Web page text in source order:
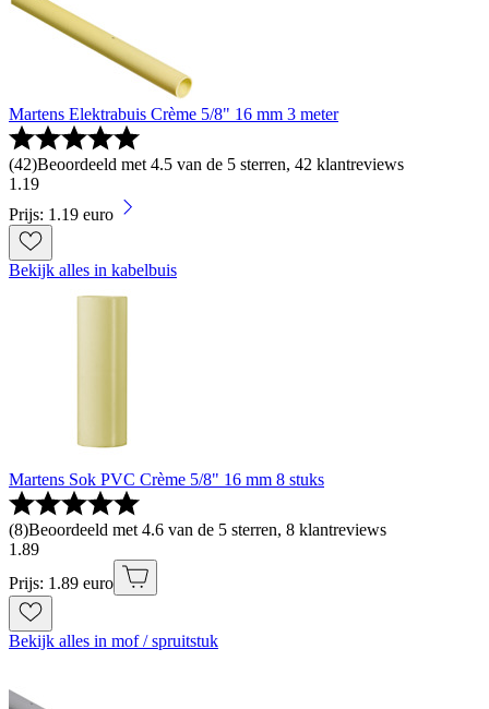
Martens Elektrabuis Crème 5/8" 16 mm 3 meter
(42)Beoordeeld met 4.5 van de 5 sterren, 42 klantreviews
1 .19
Prijs: 1.19 euro
Bekijk alles in kabelbuis
Martens Sok PVC Crème 5/8" 16 mm 8 stuks
(8)Beoordeeld met 4.6 van de 5 sterren, 8 klantreviews
1 .89
Prijs: 1.89 euro
Bekijk alles in mof / spruitstuk